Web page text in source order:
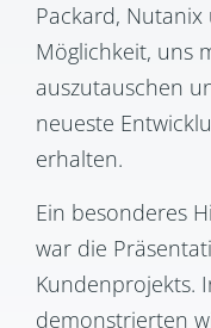
Packard,
Möglichkeit, uns
auszutauschen
neueste
erhalten.
Ein besonderes
war die
Kundenprojekts.
demonstrierten